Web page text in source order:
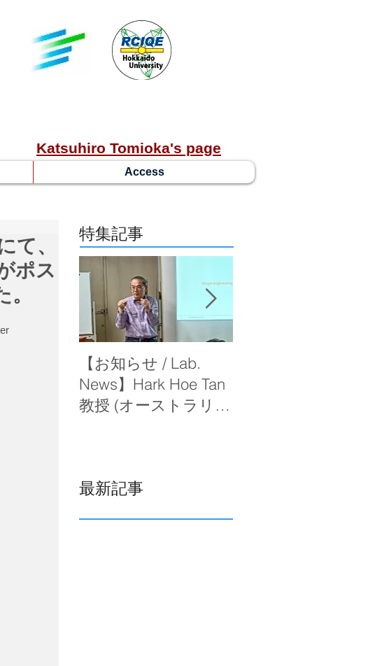
Katsuhiro Tomioka's page
Access
て、
ポス
特集記事
【お知らせ / Lab.
News】Hark Hoe Tan
教授 (オーストラリア
最新記事